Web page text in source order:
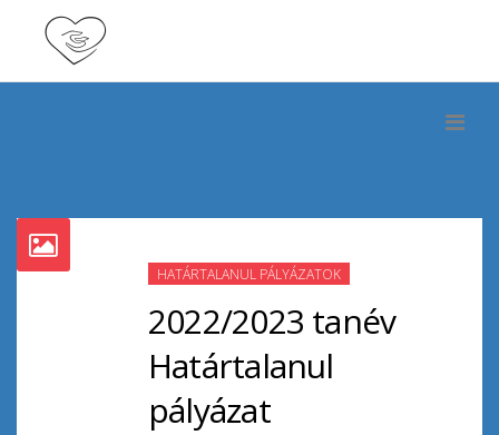
HATÁRTALANUL PÁLYÁZATOK
2022/2023 tanév
Határtalanul
pályázat